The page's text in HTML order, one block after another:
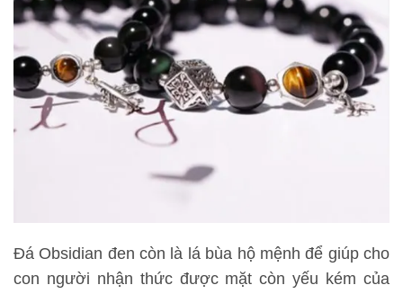
Đá Obsidian đen còn là lá bùa hộ mệnh để giúp cho
con người nhận thức được mặt còn yếu kém của